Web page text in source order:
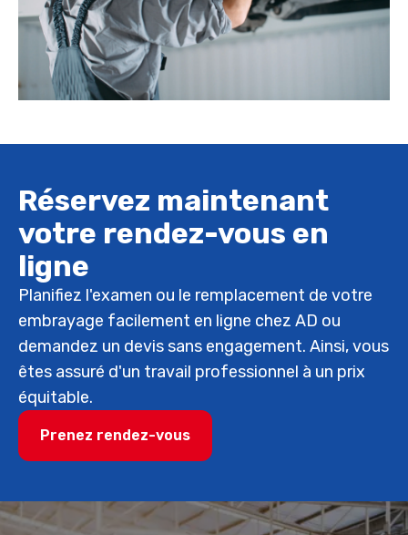
Réservez maintenant
votre rendez-vous en
ligne
Planifiez l'examen ou le remplacement de votre
embrayage facilement en ligne chez AD ou
demandez un devis sans engagement. Ainsi, vous
êtes assuré d'un travail professionnel à un prix
équitable.
Prenez rendez-vous